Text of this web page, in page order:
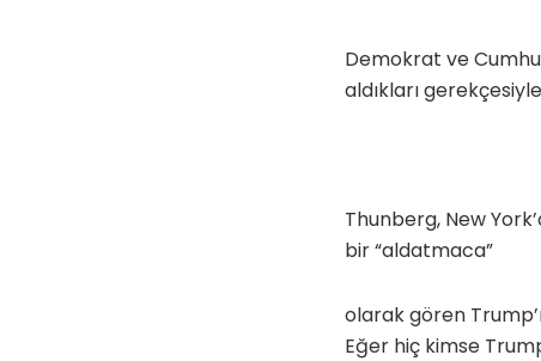
Demokrat ve
aldıkları
Thunberg, New
bir “aldatmaca”
olarak gören
Eğer hiç kimse